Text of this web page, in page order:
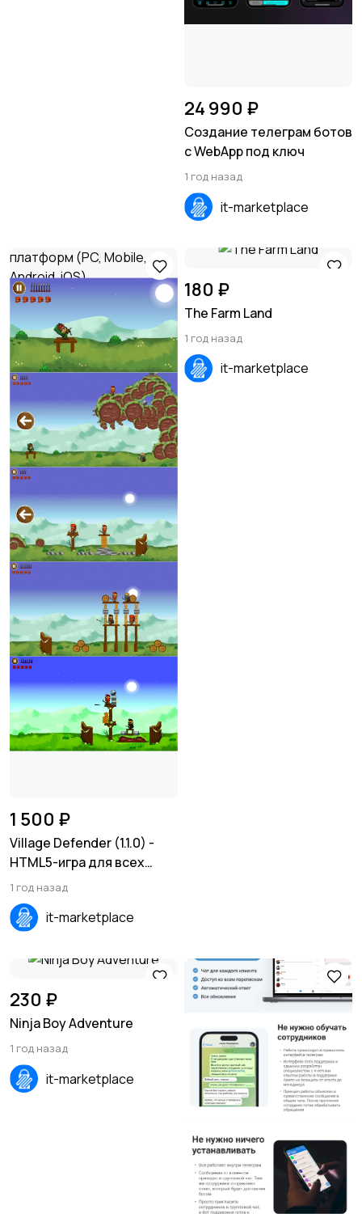
24 990 ₽
Создание телеграм ботов
с WebApp под ключ
1 год назад
it-marketplace
1 500 ₽
Village Defender (1.1.0) -
HTML5-игра для всех
платформ (PC, Mobile,
Android, iOS)
1 год назад
it-marketplace
180 ₽
The Farm Land
1 год назад
it-marketplace
230 ₽
Ninja Boy Adventure
1 год назад
it-marketplace